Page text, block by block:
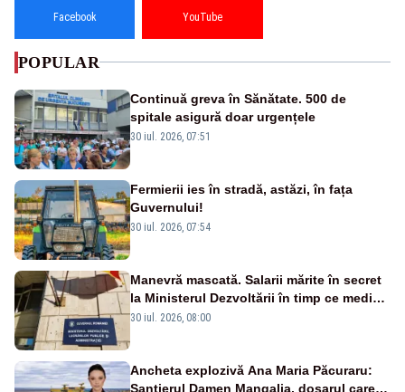
Facebook YouTube
POPULAR
Continuă greva în Sănătate. 500 de
spitale asigură doar urgențele
30 iul. 2026, 07:51
Fermierii ies în stradă, astăzi, în fața
Guvernului!
30 iul. 2026, 07:54
Manevră mascată. Salarii mărite în secret
la Ministerul Dezvoltării în timp ce medicii
ies în stradă
30 iul. 2026, 08:00
Ancheta explozivă Ana Maria Păcuraru:
Șantierul Damen Mangalia, dosarul care